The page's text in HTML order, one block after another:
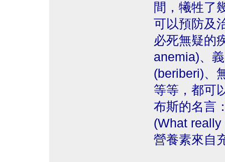
間，犧牲了
可以預防及
必死無疑的
anemia)、
(beriberi)、
等等，都可
布斯的名言
(What
營養素來自